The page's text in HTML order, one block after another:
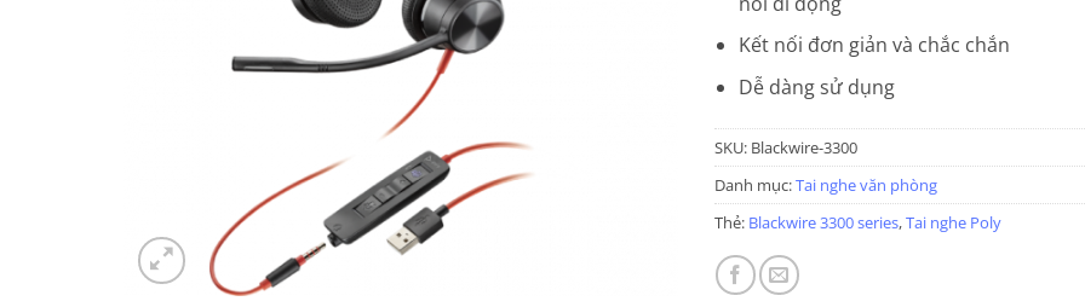
Kết nối đơn giản và chắc chắn
Dễ dàng sử dụng
SKU: Blackwire-3300
Danh mục:Tai nghe văn phòng
Thẻ: Blackwire 3300 series,Tai nghe Poly